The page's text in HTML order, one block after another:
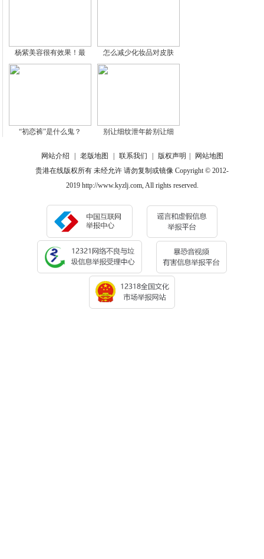
杨紫美容很有效果！最 怎么减少化妆品对皮肤
“初恋裤”是什么鬼？ 别让细纹泄年龄别让细
网站介绍 老版地图 联系我们 版权声明
网站地图
贵港在线版权所有 未经允许 请勿复制或镜像 Copyright © 2012-
2019 http://www.kyzlj.com, All rights reserved.